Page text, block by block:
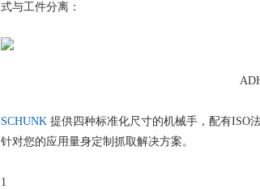
式与工件分离：
SCHUNK 提供四种标准化尺寸的机械手，配有ISO
针对您的应用量身定制抓取解决方案。
1